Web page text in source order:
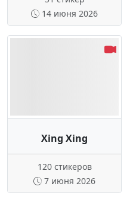
14 июня 2026
Xing Xing
120 стикеров
7 июня 2026